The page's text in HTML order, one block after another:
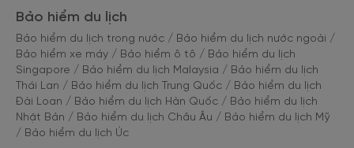
Bảo hiểm du lịch
Bảo hiểm du lịch trong nước / Bảo hiểm du lịch nước ngoài /
Bảo hiểm xe máy / Bảo hiểm ô tô / Bảo hiểm du lịch
Singapore / Bảo hiểm du lịch Malaysia / Bảo hiểm du lịch
Thái Lan / Bảo hiểm du lịch Trung Quốc / Bảo hiểm du lịch
Đài Loan / Bảo hiểm du lịch Hàn Quốc / Bảo hiểm du lịch
Nhật Bản / Bảo hiểm du lịch Châu Âu / Bảo hiểm du lịch Mỹ
/ Bảo hiểm du lịch Úc